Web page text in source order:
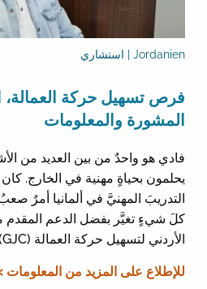
Jordanien | استشاري
فرص تسهيل حركة العمالة،
المشورة والمعلومات
فادي هو واحدٌ من بين العديد من
يحلمون بحياةٍ مهنية في الخارج.
التدريبَ المهنيَّ في ألمانيا أمرٌ صعبُ
كلَ شيءٍ تغيَّر بفضل الدعم المقدم
الأردني لتسهيل حركة العمالة (GJC).
للإطلاع على المزيد من المعلومات